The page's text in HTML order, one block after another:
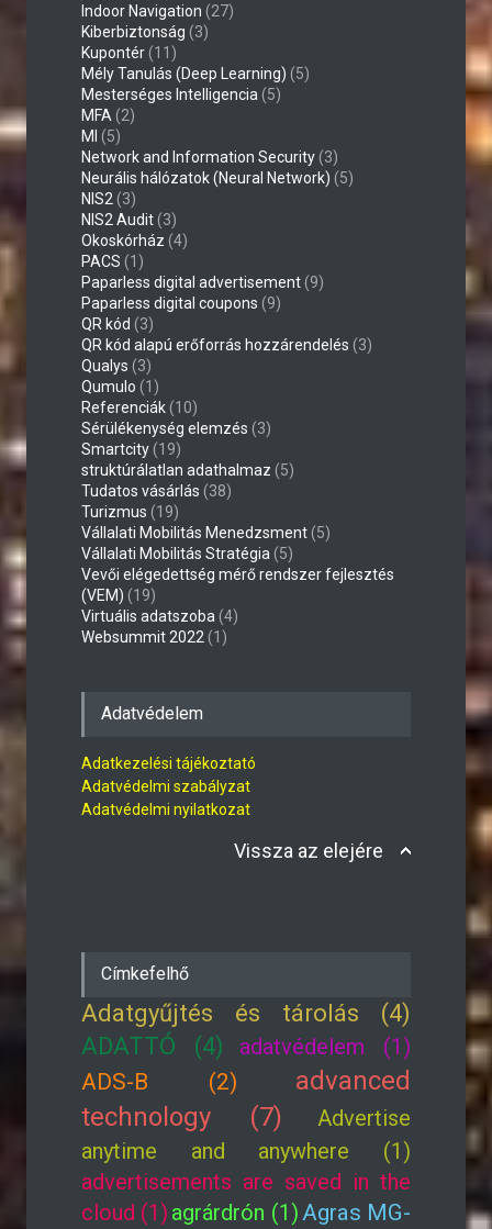
Indoor Navigation (27)
Kiberbiztonság (3)
Kupontér(11)
Mély Tanulás (Deep Learning) (5)
Mesterséges Intelligencia (5)
MFA (2)
MI (5)
Network and Information Security(3)
Neurális hálózatok (Neural Network) (5)
NIS2 (3)
NIS2 Audit(3)
Okoskórház (4)
PACS (1)
Paparless digital advertisement(9)
Paparless digital coupons (9)
QR kód (3)
QR kód alapú erőforrás hozzárendelés (3)
Qualys (3)
Qumulo (1)
Referenciák(10)
Sérülékenység elemzés (3)
Smartcity(19)
struktúrálatlan adathalmaz (5)
Tudatos vásárlás (38)
Turizmus (19)
Vállalati Mobilitás Menedzsment(5)
Vállalati Mobilitás Stratégia (5)
Vevői elégedettség mérő rendszer fejlesztés
(VEM) (19)
Virtuális adatszoba (4)
Websummit 2022 (1)
Adatvédelem
Adatkezelési tájékoztató
Adatvédelmi szabályzat
Adatvédelmi nyilatkozat
Vissza az elejére
Címkefelhő
Adatgyűjtés és tárolás (4)
ADATTÓ (4)
adatvédelem (1)
ADS-B (2)
advanced
technology (7)
Advertise
anytime and anywhere (1)
advertisements are saved in the
cloud (1) agrárdrón (1)Agras MG-